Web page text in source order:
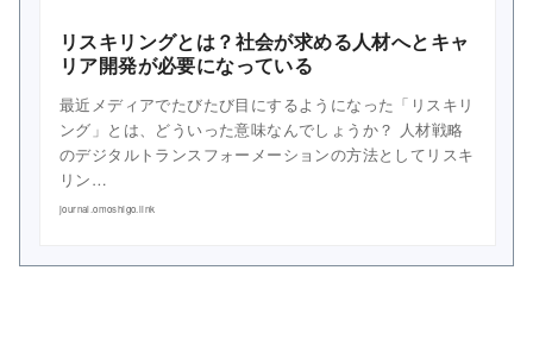
リスキリングとは？社会が求める人材へとキャ
リア開発が必要になっている
最近メディアでたびたび目にするようになった「リスキリ
ング」とは、どういった意味なんでしょうか？ 人材戦略
のデジタルトランスフォーメーションの方法としてリスキ
リン…
journal.omoshigo.link